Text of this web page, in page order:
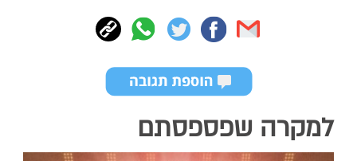
למקרה שפספסתם